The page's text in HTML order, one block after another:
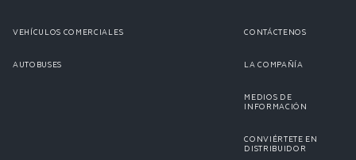
VEHÍCULOS COMERCIALES
AUTOBUSES
CONTÁCTENOS
LA COMPAÑÍA
MEDIOS DE
INFORMACIÓN
CONVIÉRTETE EN
DISTRIBUIDOR